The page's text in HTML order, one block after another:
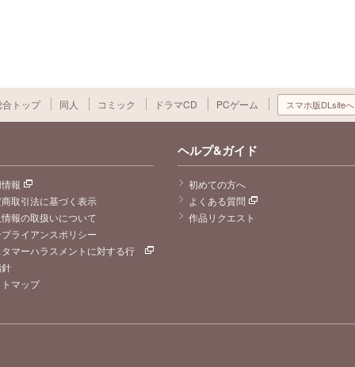
トップ 同人 コミック ドラマCD PCゲーム スマホ版DLsiteへ
報
取引法に基づく表示
報の取扱いについて
ライアンスポリシー
マーハラスメントに対する行
マップ
ヘルプ&ガイド
初めての方へ
よくある質問
作品リクエスト